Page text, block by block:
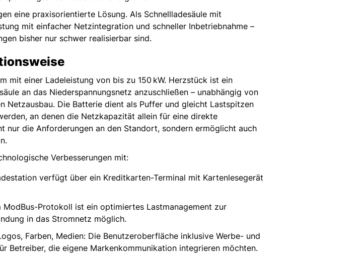
eine praxisorientierte Lösung. Als Schnellladesäule mit
mit einfacher Netzintegration und schneller Inbetriebnahme –
bisher nur schwer realisierbar sind.
mit einer Ladeleistung von bis zu 150 kW. Herzstück ist ein
an das Niederspannungsnetz anzuschließen – unabhängig von
Netzausbau. Die Batterie dient als Puffer und gleicht Lastspitzen
an denen die Netzkapazität allein für eine direkte
nur die Anforderungen an den Standort, sondern ermöglicht auch
Verbesserungen mit:
verfügt über ein Kreditkarten-Terminal mit Kartenlesegerät
ModBus-Protokoll ist ein optimiertes Lastmanagement zur
in das Stromnetz möglich.
Farben, Medien: Die Benutzeroberfläche inklusive Werbe- und
Betreiber, die eigene Markenkommunikation integrieren möchten.